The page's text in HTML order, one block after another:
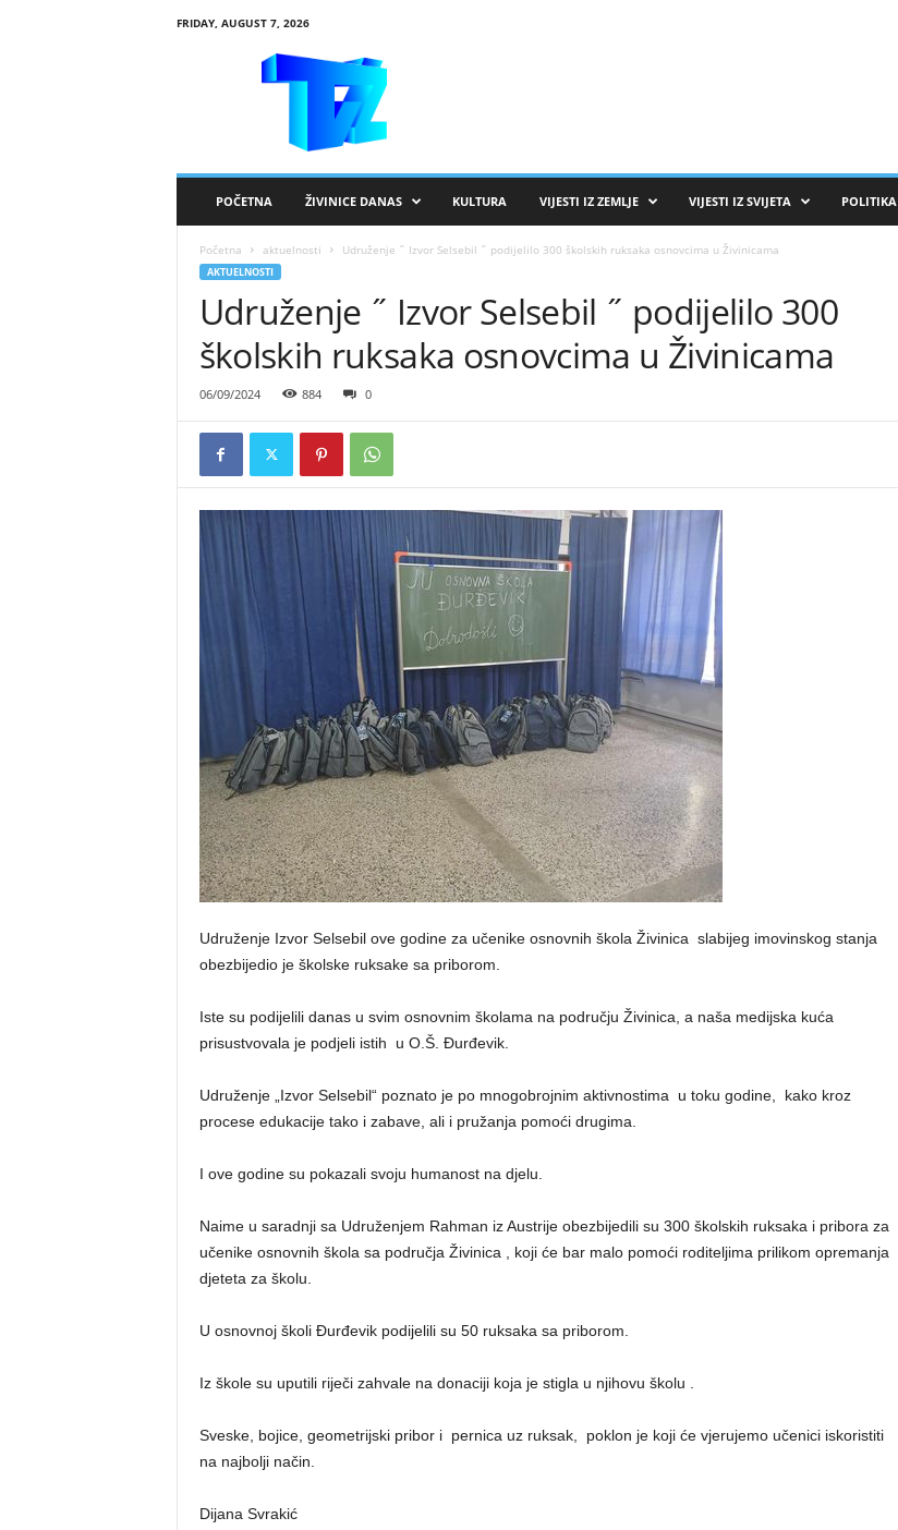
FRIDAY, AUGUST 7, 2026
POČETNA ŽIVINICE DANAS KULTURA VIJESTI IZ ZEMLJE VIJESTI IZ SVIJETA POLITIKA
Početna aktuelnosti Udruženje ˝ Izvor Selsebil ˝ podijelilo 300 školskih ruksaka osnovcima u Živinicama
AKTUELNOSTI
Udruženje ˝ Izvor Selsebil ˝ podijelilo 300
školskih ruksaka osnovcima u Živinicama
06/09/2024 884 0
Udruženje Izvor Selsebil ove godine za učenike osnovnih škola Živinica slabijeg imovinskog stanja
obezbijedio je školske ruksake sa priborom.
Iste su podijelili danas u svim osnovnim školama na području Živinica, a naša medijska kuća
prisustvovala je podjeli istih u O.Š. Đurđevik.
Udruženje „Izvor Selsebil“ poznato je po mnogobrojnim aktivnostima u toku godine, kako kroz
procese edukacije tako i zabave, ali i pružanja pomoći drugima.
I ove godine su pokazali svoju humanost na djelu.
Naime u saradnji sa Udruženjem Rahman iz Austrije obezbijedili su 300 školskih ruksaka i pribora za
učenike osnovnih škola sa područja Živinica , koji će bar malo pomoći roditeljima prilikom opremanja
djeteta za školu.
U osnovnoj školi Đurđevik podijelili su 50 ruksaka sa priborom.
Iz škole su uputili riječi zahvale na donaciji koja je stigla u njihovu školu .
Sveske, bojice, geometrijski pribor i pernica uz ruksak, poklon je koji će vjerujemo učenici iskoristiti
na najbolji način.
Dijana Svrakić